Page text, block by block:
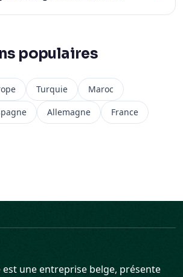
populaires
Turquie
Maroc
Allemagne France
est une entreprise belge, présente